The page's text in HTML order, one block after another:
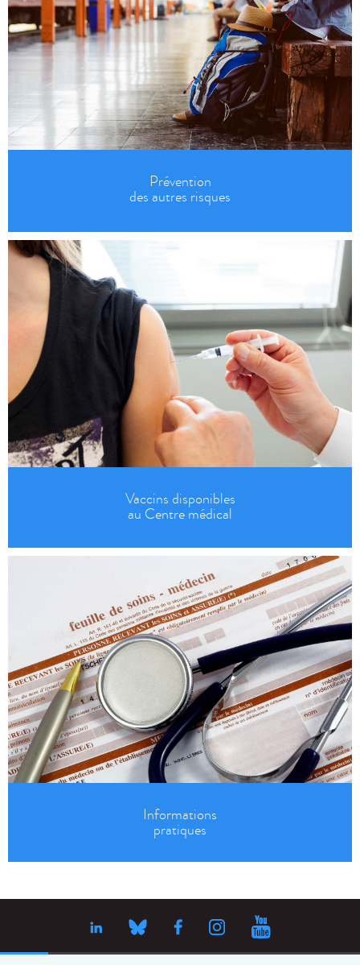
Prévention
des autres risques
Vaccins disponibles
au Centre médical
Informations
pratiques